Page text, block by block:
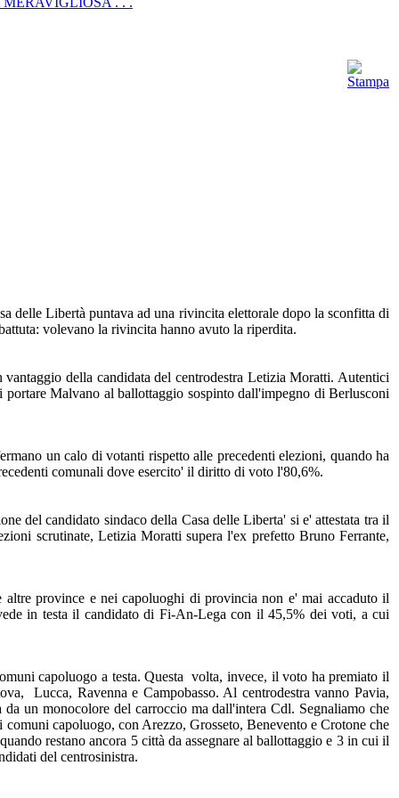
delle Libertà puntava ad una rivincita elettorale dopo la sconfitta di
volevano la rivincita hanno avuto la riperdita.
della candidata del centrodestra Letizia Moratti. Autentici
Malvano al ballottaggio sospinto dall'impegno di Berlusconi
un calo di votanti rispetto alle precedenti elezioni, quando ha
comunali dove esercito' il diritto di voto l'80,6%.
del candidato sindaco della Casa delle Liberta' si e' attestata tra il
scrutinate, Letizia Moratti supera l'ex prefetto Bruno Ferrante,
province e nei capoluoghi di provincia non e' mai accaduto il
in testa il candidato di Fi-An-Lega con il 45,5% dei voti, a cui
capoluogo a testa. Questa volta, invece, il voto ha premiato il
Lucca, Ravenna e Campobasso. Al centrodestra vanno Pavia,
un monocolore del carroccio ma dall'intera Cdl. Segnaliamo che
capoluogo, con Arezzo, Grosseto, Benevento e Crotone che
restano ancora 5 città da assegnare al ballottaggio e 3 in cui il
del centrosinistra.